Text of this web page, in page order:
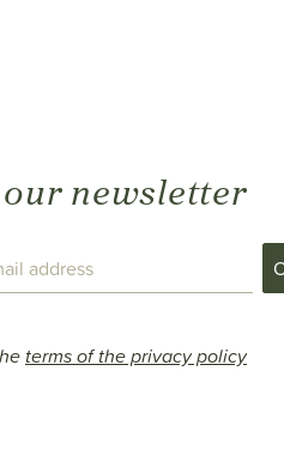
newsletter
terms of the privacy policy